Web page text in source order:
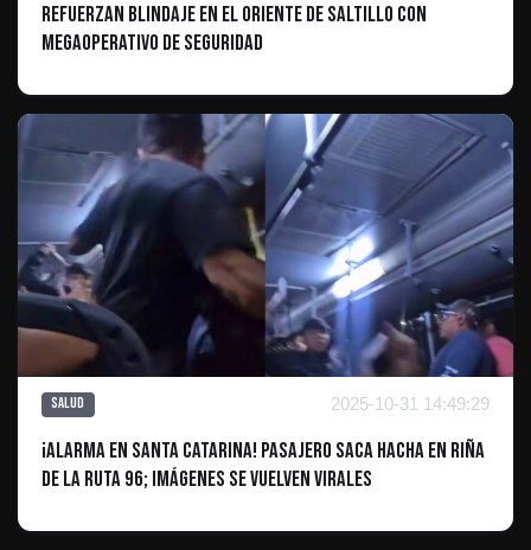
Refuerzan blindaje en el oriente de Saltillo con
megaoperativo de seguridad
Salud 2025-10-31 14:49:29
¡Alarma en Santa Catarina! Pasajero Saca Hacha en Riña
de la Ruta 96; Imágenes se Vuelven Virales